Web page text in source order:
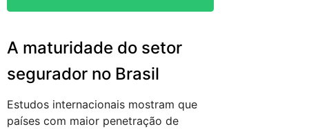
A maturidade do setor
segurador no Brasil
Estudos internacionais mostram que
países com maior penetração de